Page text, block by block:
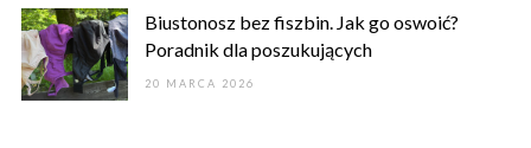
Biustonosz bez fiszbin. Jak go oswoić?
Poradnik dla poszukujących
20 MARCA 2026